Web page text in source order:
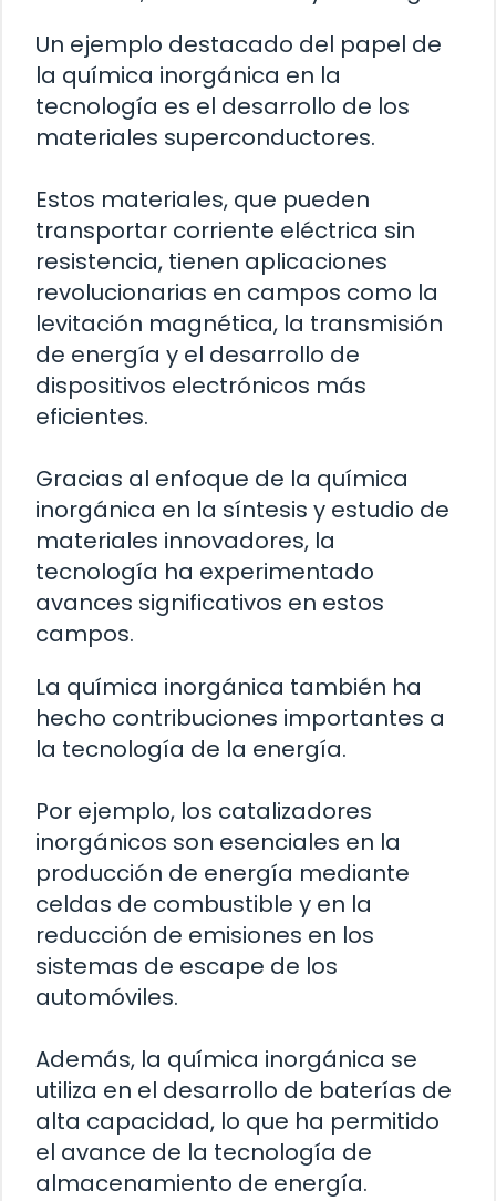
Un ejemplo destacado del papel de
la química inorgánica en la
tecnología es el desarrollo de los
materiales superconductores.
Estos materiales, que pueden
transportar corriente eléctrica sin
resistencia, tienen aplicaciones
revolucionarias en campos como la
levitación magnética, la transmisión
de energía y el desarrollo de
dispositivos electrónicos más
eficientes.
Gracias al enfoque de la química
inorgánica en la síntesis y estudio de
materiales innovadores, la
tecnología ha experimentado
avances significativos en estos
campos.
La química inorgánica también ha
hecho contribuciones importantes a
la tecnología de la energía.
Por ejemplo, los catalizadores
inorgánicos son esenciales en la
producción de energía mediante
celdas de combustible y en la
reducción de emisiones en los
sistemas de escape de los
automóviles.
Además, la química inorgánica se
utiliza en el desarrollo de baterías de
alta capacidad, lo que ha permitido
el avance de la tecnología de
almacenamiento de energía.